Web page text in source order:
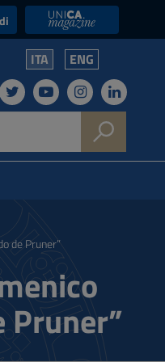
UniCA News
ITA ENG
de Pruner”
Pruner”